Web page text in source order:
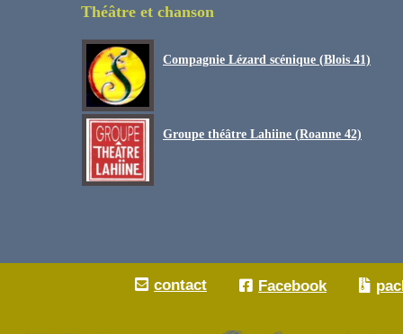
Théâtre et chanson
Compagnie Lézard scénique (Blois 41)
Groupe théâtre Lahiine (Roanne 42)
contact Facebook